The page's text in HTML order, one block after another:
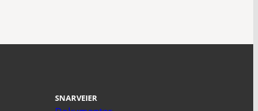
SNARVEIER